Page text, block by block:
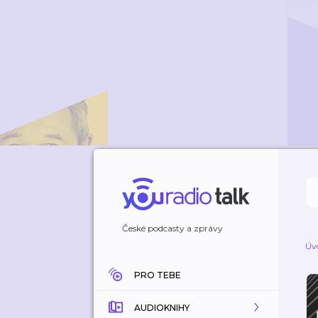
České podcasty a zprávy
PRO TEBE
AUDIOKNIHY